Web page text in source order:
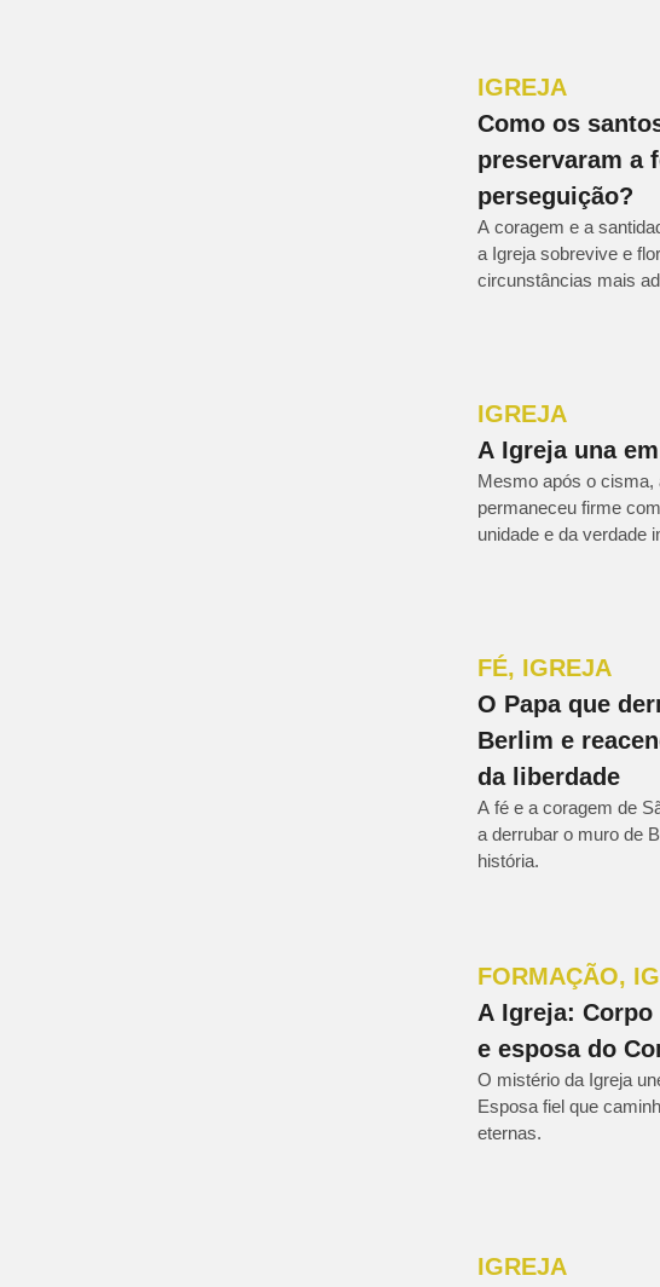
IGREJA
Como os
preservaram a
perseguição?
A coragem e a
a Igreja sobrevive e
circunstâncias mais
IGREJA
A Igreja una
Mesmo após o cisma,
permaneceu firme
unidade e da verdade
FÉ, IGREJA
O Papa que
Berlim e
da liberdade
A fé e a coragem de
a derrubar o muro de
história.
FORMAÇÃO,
A Igreja:
e esposa do
O mistério da Igreja
Esposa fiel que
eternas.
IGREJA